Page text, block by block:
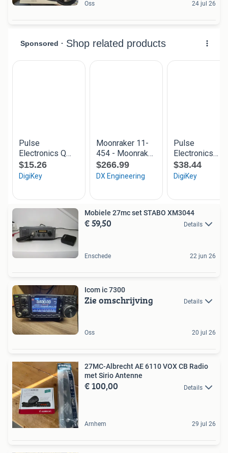
Oss 24 jul 26
Mobiele 27mc set STABO XM3044
€ 59,50 Details
Enschede 22 jun 26
Icom ic 7300
Zie omschrijving Details
Oss 20 jul 26
27MC-Albrecht AE 6110 VOX CB Radio
met Sirio Antenne
€ 100,00 Details
Arnhem 29 jul 26